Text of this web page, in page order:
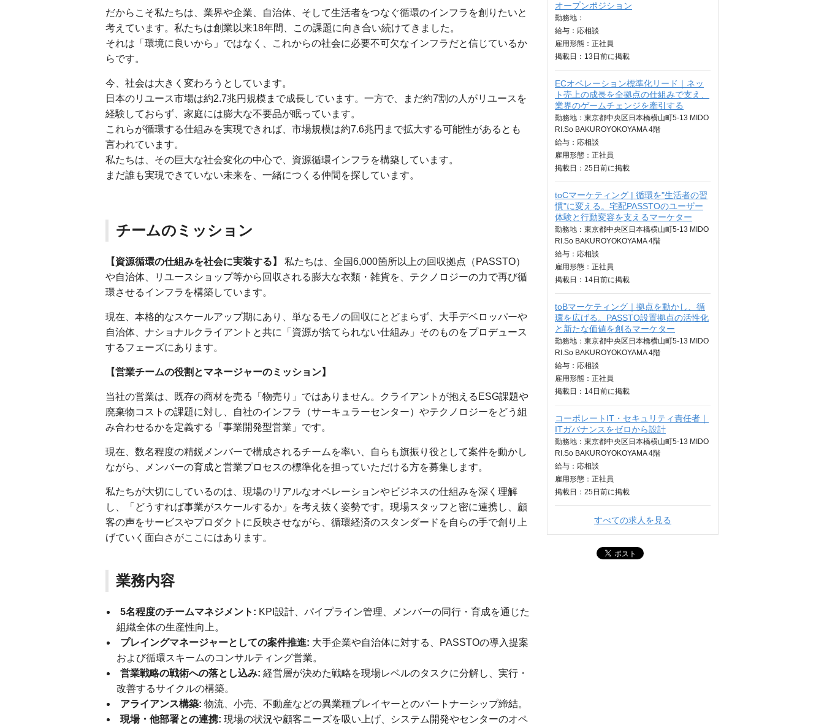
だからこそ私たちは、業界や企業、自治体、そして生活者をつなぐ循環のインフラを創りたいと
考えています。私たちは創業以来18年間、この課題に向き合い続けてきました。
それは「環境に良いから」ではなく、これからの社会に必要不可欠なインフラだと信じているか
らです。
今、社会は大きく変わろうとしています。
日本のリユース市場は約2.7兆円規模まで成長しています。一方で、まだ約7割の人がリユースを
経験しておらず、家庭には膨大な不要品が眠っています。
これらが循環する仕組みを実現できれば、市場規模は約7.6兆円まで拡大する可能性があるとも
言われています。
私たちは、その巨大な社会変化の中心で、資源循環インフラを構築しています。
まだ誰も実現できていない未来を、一緒につくる仲間を探しています。
チームのミッション
【資源循環の仕組みを社会に実装する】
私たちは、全国6,000箇所以上の回収拠点（PASSTO）
や自治体、リユースショップ等から回収される膨大な衣類・雑貨を、テクノロジーの力で再び循
環させるインフラを構築しています。
現在、本格的なスケールアップ期にあり、単なるモノの回収にとどまらず、大手デベロッパーや
自治体、ナショナルクライアントと共に「資源が捨てられない仕組み」そのものをプロデュース
するフェーズにあります。
【営業チームの役割とマネージャーのミッション】
当社の営業は、既存の商材を売る「物売り」ではありません。クライアントが抱えるESG課題や
廃棄物コストの課題に対し、自社のインフラ（サーキュラーセンター）やテクノロジーをどう組
み合わせるかを定義する「事業開発型営業」です。
現在、数名程度の精鋭メンバーで構成されるチームを率い、自らも旗振り役として案件を動かし
ながら、メンバーの育成と営業プロセスの標準化を担っていただける方を募集します。
私たちが大切にしているのは、現場のリアルなオペレーションやビジネスの仕組みを深く理解
し、「どうすれば事業がスケールするか」を考え抜く姿勢です。現場スタッフと密に連携し、顧
客の声をサービスやプロダクトに反映させながら、循環経済のスタンダードを自らの手で創り上
げていく面白さがここにはあります。
業務内容
5名程度のチームマネジメント: KPI設計、パイプライン管理、メンバーの同行・育成を通じた
組織全体の生産性向上。
プレイングマネージャーとしての案件推進: 大手企業や自治体に対する、PASSTOの導入提案
および循環スキームのコンサルティング営業。
営業戦略の戦術への落とし込み: 経営層が決めた戦略を現場レベルのタスクに分解し、実行・
改善するサイクルの構築。
アライアンス構築: 物流、小売、不動産などの異業種プレイヤーとのパートナーシップ締結。
現場・他部署との連携: 現場の状況や顧客ニーズを吸い上げ、システム開発やセンターのオペ
オープンポジション
勤務地：
給与： 応相談
雇用形態：正社員
掲載日： 13日 前に掲載
ECオペレーション標準化リード｜ネッ
ト売上の成長を全拠点の仕組みで支え、
業界のゲームチェンジを牽引する
勤務地：東京都中央区日本橋横山町5-13 MIDO
RI.So BAKUROYOKOYAMA 4階
給与： 応相談
雇用形態：正社員
掲載日： 25日 前に掲載
toCマーケティング | 循環を"生活者の習
慣"に変える。宅配PASSTOのユーザー
体験と行動変容を支えるマーケター
勤務地：東京都中央区日本橋横山町5-13 MIDO
RI.So BAKUROYOKOYAMA 4階
給与： 応相談
雇用形態：正社員
掲載日： 14日 前に掲載
toBマーケティング｜拠点を動かし、循
環を広げる。PASSTO設置拠点の活性化
と新たな価値を創るマーケター
勤務地：東京都中央区日本橋横山町5-13 MIDO
RI.So BAKUROYOKOYAMA 4階
給与： 応相談
雇用形態：正社員
掲載日： 14日 前に掲載
コーポレートIT・セキュリティ責任者｜
ITガバナンスをゼロから設計
勤務地：東京都中央区日本橋横山町5-13 MIDO
RI.So BAKUROYOKOYAMA 4階
給与： 応相談
雇用形態：正社員
掲載日： 25日 前に掲載
すべての求人を見る